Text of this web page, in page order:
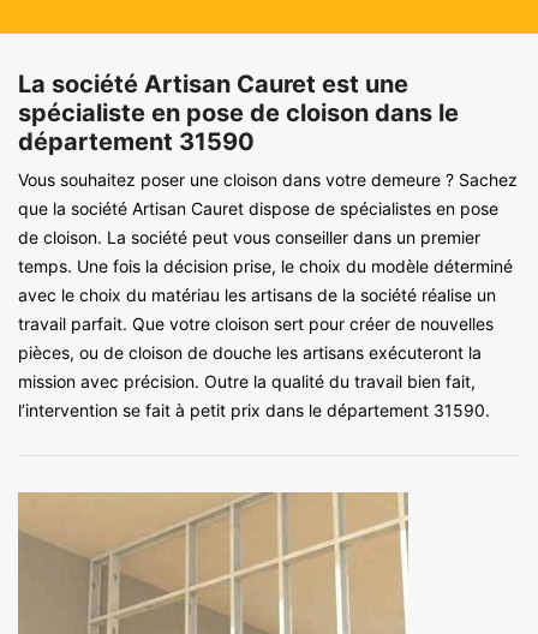
La société Artisan Cauret est une
spécialiste en pose de cloison dans le
département 31590
Vous souhaitez poser une cloison dans votre demeure ? Sachez
que la société Artisan Cauret dispose de spécialistes en pose
de cloison. La société peut vous conseiller dans un premier
temps. Une fois la décision prise, le choix du modèle déterminé
avec le choix du matériau les artisans de la société réalise un
travail parfait. Que votre cloison sert pour créer de nouvelles
pièces, ou de cloison de douche les artisans exécuteront la
mission avec précision. Outre la qualité du travail bien fait,
l’intervention se fait à petit prix dans le département 31590.